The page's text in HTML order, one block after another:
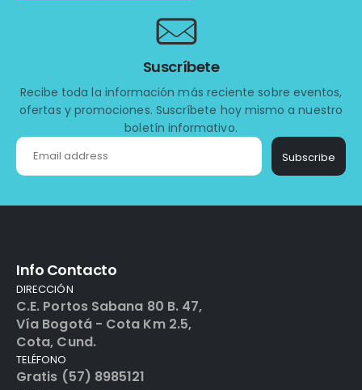
Suscríbete
Recibe toda la información más reciente sobre eventos,
ofertas y promociones. Suscríbete hoy mismo a nuestro
boletín informativo.
Subscribe
Info Contacto
DIRECCIÓN
C.E. Portos Sabana 80 B. 47,
Vía Bogotá - Cota Km 2.5,
Cota, Cund.
TELÉFONO
Gratis (57) 8985121